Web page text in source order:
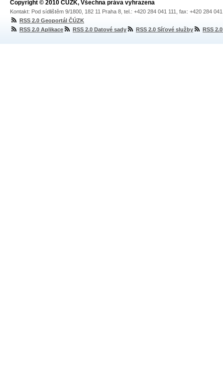
Copyright © 2010 ČÚZK, Všechna práva vyhrazena
Kontakt: Pod sídlištěm 9/1800, 182 11 Praha 8, tel.: +420 284 041 111, fax: +420 284
RSS 2.0 Geoportál ČÚZK
RSS 2.0 Aplikace
RSS 2.0 Datové sady RSS 2.0 Síťové služby RSS